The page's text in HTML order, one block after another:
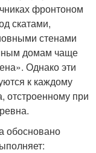
фронтоном
скатами,
стенами
домам чаще
Однако эти
к каждому
отстроенному при
обосновано